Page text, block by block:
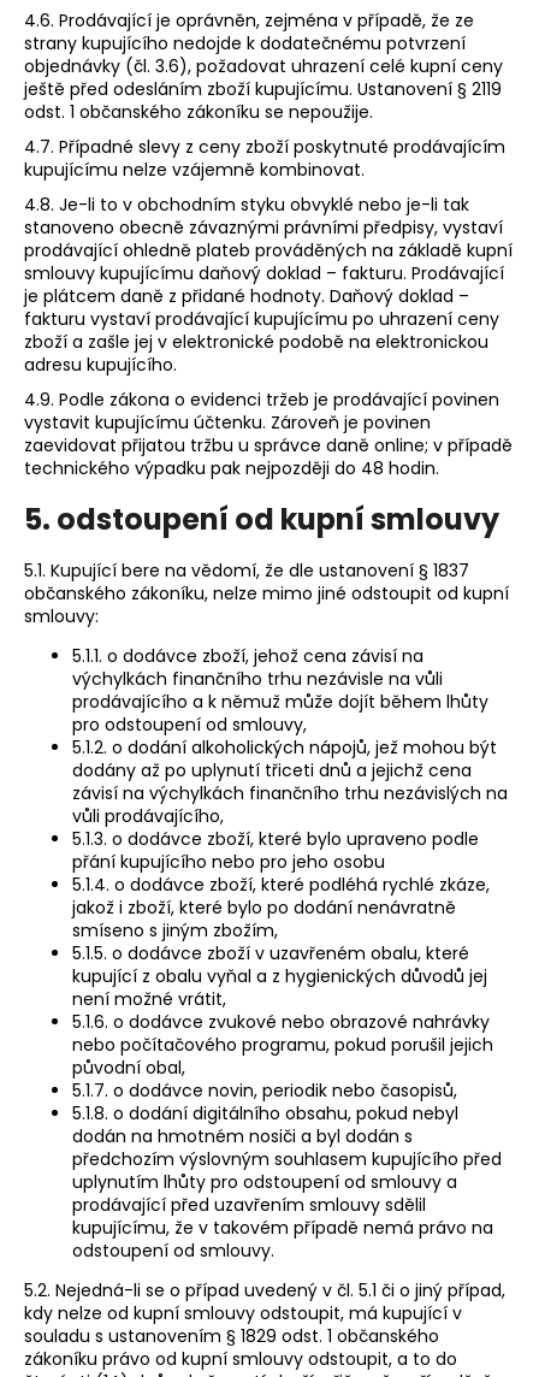
4.6. Prodávající je oprávněn, zejména v případě, že ze
strany kupujícího nedojde k dodatečnému potvrzení
objednávky (čl. 3.6), požadovat uhrazení celé kupní ceny
ještě před odesláním zboží kupujícímu. Ustanovení § 2119
odst. 1 občanského zákoníku se nepoužije.
4.7. Případné slevy z ceny zboží poskytnuté prodávajícím
kupujícímu nelze vzájemně kombinovat.
4.8. Je-li to v obchodním styku obvyklé nebo je-li tak
stanoveno obecně závaznými právními předpisy, vystaví
prodávající ohledně plateb prováděných na základě kupní
smlouvy kupujícímu daňový doklad – fakturu. Prodávající
je plátcem daně z přidané hodnoty. Daňový doklad –
fakturu vystaví prodávající kupujícímu po uhrazení ceny
zboží a zašle jej v elektronické podobě na elektronickou
adresu kupujícího.
4.9. Podle zákona o evidenci tržeb je prodávající povinen
vystavit kupujícímu účtenku. Zároveň je povinen
zaevidovat přijatou tržbu u správce daně online; v případě
technického výpadku pak nejpozději do 48 hodin.
5. odstoupení od kupní smlouvy
5.1. Kupující bere na vědomí, že dle ustanovení § 1837
občanského zákoníku, nelze mimo jiné odstoupit od kupní
smlouvy:
5.1.1. o dodávce zboží, jehož cena závisí na
výchylkách finančního trhu nezávisle na vůli
prodávajícího a k němuž může dojít během lhůty
pro odstoupení od smlouvy,
5.1.2. o dodání alkoholických nápojů, jež mohou být
dodány až po uplynutí třiceti dnů a jejichž cena
závisí na výchylkách finančního trhu nezávislých na
vůli prodávajícího,
5.1.3. o dodávce zboží, které bylo upraveno podle
přání kupujícího nebo pro jeho osobu
5.1.4. o dodávce zboží, které podléhá rychlé zkáze,
jakož i zboží, které bylo po dodání nenávratně
smíseno s jiným zbožím,
5.1.5. o dodávce zboží v uzavřeném obalu, které
kupující z obalu vyňal a z hygienických důvodů jej
není možné vrátit,
5.1.6. o dodávce zvukové nebo obrazové nahrávky
nebo počítačového programu, pokud porušil jejich
původní obal,
5.1.7. o dodávce novin, periodik nebo časopisů,
5.1.8. o dodání digitálního obsahu, pokud nebyl
dodán na hmotném nosiči a byl dodán s
předchozím výslovným souhlasem kupujícího před
uplynutím lhůty pro odstoupení od smlouvy a
prodávající před uzavřením smlouvy sdělil
kupujícímu, že v takovém případě nemá právo na
odstoupení od smlouvy.
5.2. Nejedná-li se o případ uvedený v čl. 5.1 či o jiný případ,
kdy nelze od kupní smlouvy odstoupit, má kupující v
souladu s ustanovením § 1829 odst. 1 občanského
zákoníku právo od kupní smlouvy odstoupit, a to do